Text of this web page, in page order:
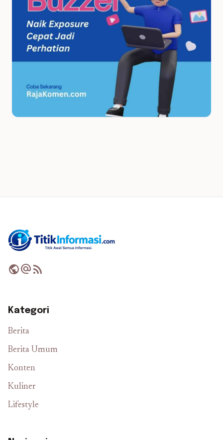
publicalternate_emailrss_feed
Kategori
Berita
Berita Umum
Konten
Kuliner
Lifestyle